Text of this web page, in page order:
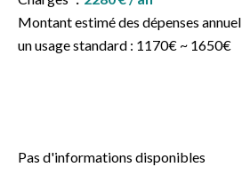
Montant estimé des dépenses
un usage standard : 1170€ ~ 1650€
Pas d'informations disponibles